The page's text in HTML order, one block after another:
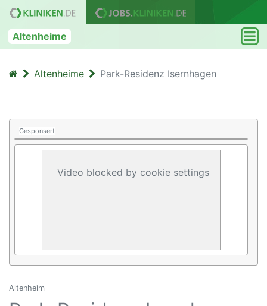
Altenheime
Altenheime Park-Residenz Isernhagen
Gesponsert
Video blocked by cookie settings
Altenheim